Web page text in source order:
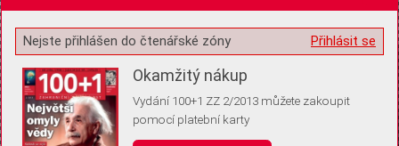
Žádost o souhlas s ukládáním volitelných informací
Přihlásit se
Nejste přihlášen do čtenářské zóny
Okamžitý nákup
Vydání 100+1 ZZ 2/2013 můžete zakoupit
pomocí platební karty